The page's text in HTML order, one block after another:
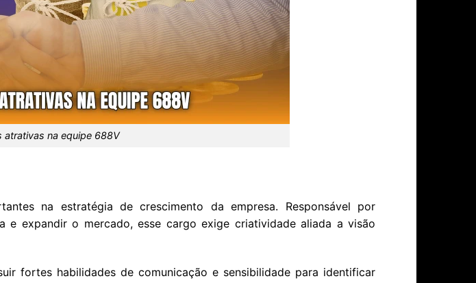
atrativas na equipe 688V
na estratégia de crescimento da empresa. Responsável por
e expandir o mercado, esse cargo exige criatividade aliada a visão
fortes habilidades de comunicação e sensibilidade para identificar